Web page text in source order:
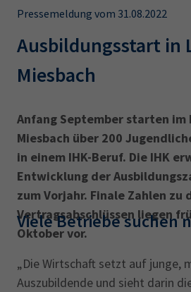
Leichte Sprache
Presse
EN
IHK Akademie
Magazin
Sachkundeprüfung
34i
Betriebswirt
Pressemeldung vom 31.08.2022
Ausbildungsstart in
Miesbach
Anfang September starten im
Miesbach über 200
in einem IHK-Beruf. Die IHK
Entwicklung der
zum Vorjahr. Finale Zahlen zu
Vertragsabschlüssen liegen
Oktober vor.
Viele Betriebe suchen
„Die Wirtschaft setzt auf junge,
Auszubildende und sieht darin